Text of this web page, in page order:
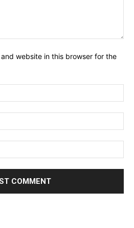
website in this browser for the